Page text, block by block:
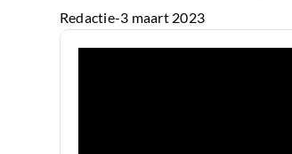
Redactie-3 maart 2023